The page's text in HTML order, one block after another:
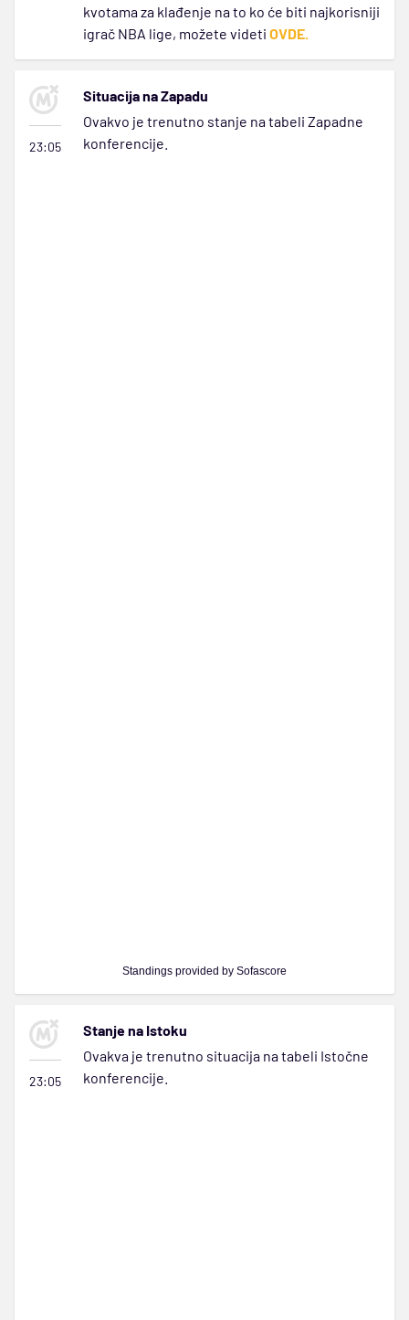
kvotama za klađenje na to ko će biti najkorisniji
igrač NBA lige, možete videti OVDE.
23:05
Situacija na Zapadu
Ovakvo je trenutno stanje na tabeli Zapadne
konferencije.
Standings provided by Sofascore
23:05
Stanje na Istoku
Ovakva je trenutno situacija na tabeli Istočne
konferencije.